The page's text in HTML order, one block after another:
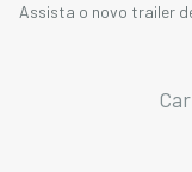
Assista o novo trailer de